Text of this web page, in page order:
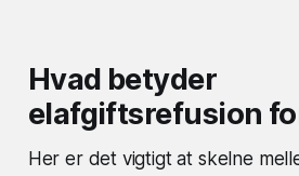
Hvad betyder
elafgiftsrefusion
Her er det vigtigt at skelne